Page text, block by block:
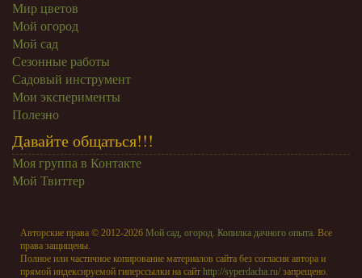
Мир цветов
Мой огород
Мой сад
Сезонные работы
Садовый инструмент
Мои эксперименты
Полезно
Давайте общаться!!!
Моя группа в Контакте
Мой Твиттер
Авторские права © 2012-2026 Мой сад, огород. Копилка дачного опыта. Все
права защищены.
Полное или частичное копирование материалов сайта без согласия автора и
прямой индексируемой гиперссылки на сайт http://syperdacha.ru/ запрещено.